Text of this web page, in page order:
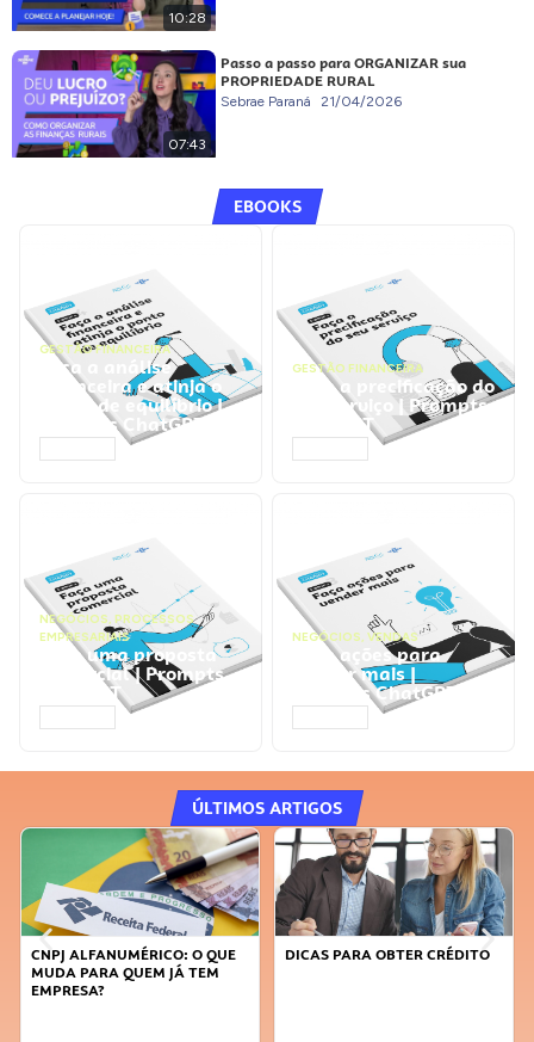
10:28
07:43
Passo a passo para ORGANIZAR sua
PROPRIEDADE RURAL
Sebrae Paraná 21/04/2026
EBOOKS
GESTÃO FINANCEIRA
Faça a análise
financeira e atinja o
ponto de equilíbrio |
Prompts ChatGPT
GESTÃO FINANCEIRA
Faça a precificação do
seu serviço | Prompts
ChatGPT
NEGÓCIOS, PROCESSOS
EMPRESARIAIS
Faça uma proposta
comercial | Prompts
ChatGPT
NEGÓCIOS, VENDAS
Faça ações para
vender mais |
Prompts ChatGPT
ÚLTIMOS ARTIGOS
CNPJ ALFANUMÉRICO: O QUE
MUDA PARA QUEM JÁ TEM
EMPRESA?
DICAS PARA OBTER CRÉDITO